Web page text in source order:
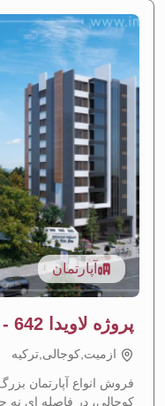
آپارتمان
پروژه لاویدا IMT - 642
ازمیت,کوجالی,تركيه
فروش انواع آپارتمان
کوجالی، در فاصله ای نه
افزایش ارزش مورد انتظار
بازده اجاره‌ای بالا — بازده
لوکس— امکانات و